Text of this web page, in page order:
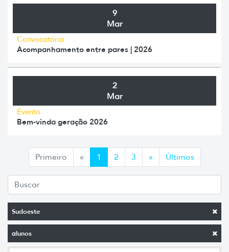
Sudoeste
alunos
9
Mar
Convocatória
Acompanhamento entre pares | 2026
2
Mar
Evento
Bem-vinda geração 2026
Primeiro «Anterior
1 2 3 »Siguiente
Últimos